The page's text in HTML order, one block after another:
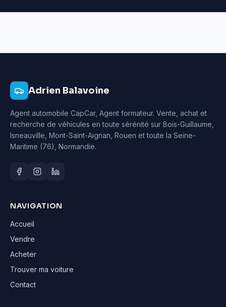
Adrien Balavoine
Agent automobile CapCar, Agent formateur. Vente, achat et
recherche de véhicules en toute sérénité sur Bois-Guillaume,
Isneauville, Mont-Saint-Aignan, Rouen et toute la Seine-
Maritime (76), Normandie.
NAVIGATION
Accueil
Vendre
Acheter
Trouver ma voiture
Contact